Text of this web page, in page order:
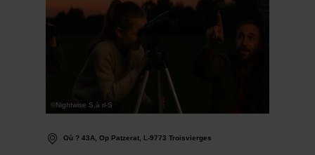
©Nightwise S.à rl-S
Où ? 43A, Op Patzerat, L-9773 Troisvierges